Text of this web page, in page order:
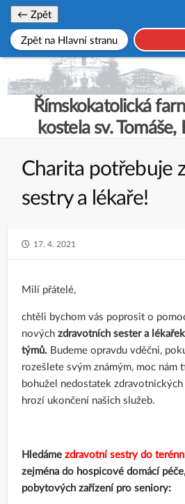
Skip
content
Římskokatolická
kostela sv. Tomáše,
Charita potřebuje
sestry a lékaře!
PUBLISHED
17. 4. 2021
Milí přátelé,
chtěli bychom vás poprosit o
nových zdravotních sester a
týmů. Budeme opravdu vděčni,
rozešlete svým známým, moc nám
bohužel nedostatek
hrozí ukončení našich služeb.
Hledámezdravotní sestrydo
zejména do hospicové domácí
pobytových zařízení pro seniory:
← Zpět
Zpět na Hlavní stranu